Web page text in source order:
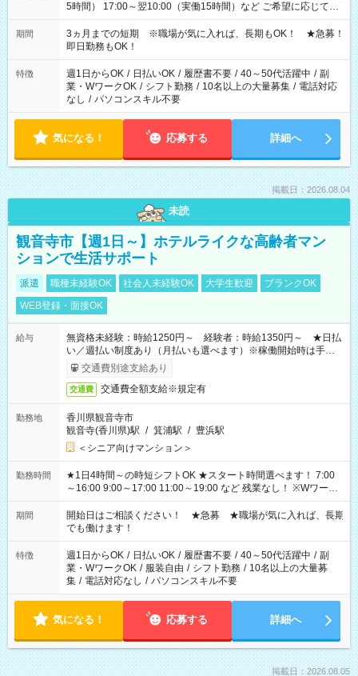
5時間） 17:00～翌10:00（実働15時間）など ご希望に応じて、
働く時間は調整できます！ お気軽に担当へ相談ください！
期間
3ヵ月までの短期 ※職場が気に入れば、長期もOK！ ★急募！
即日勤務もOK！
特徴 週1日からOK / 日払いOK / 履歴書不要 / 40～50代活躍中 / 副
業・WワークOK / シフト勤務 / 10名以上の大量募集 / 電話対応
なし / パソコンスキル不要
気になる！ 応募する 詳細へ
掲載日：2026.08.04
未読
観音寺市【週1日～】ホテルライクな高齢者マン
ションで生活サポート
派遣 職種未経験OK 社会人未経験OK 大学生歓迎
ブランクOK
WEB登録・面接OK
給与
無資格未経験：時給1250円～ 経験者：時給1350円～ ★日払
い／週払い制度あり（月払いも選べます）※稼働開始時は手続き
完了次第のお支払いとなります。
交通費別途支給あり
交通費 交通費全額支給※規定有
勤務地
香川県観音寺市
観音寺(香川県)駅 / 箕浦駅 / 豊浜駅
＜シニア向けマンション＞
勤務時間
★1日4時間～の時短シフトOK ★スタート時間選べます！ 7:00
～16:00 9:00～17:00 11:00～19:00 など 残業なし！ ※Wワーク
の場合、他のお仕事と合わせ週40時間超の就業はご案内できま
せん ※法令に基づき、週20時間以上勤務は社会保険への加入対
象となります ※労働者派遣法（日雇い派遣の原則禁止）によ
り、短時間・短期間の就業はご案内が難しい場合があります
期間
開始日はご相談ください！ ★急募 ★職場が気に入れば、長期
でも働けます！
特徴 週1日からOK / 日払いOK / 履歴書不要 / 40～50代活躍中 / 副
業・WワークOK / 服装自由 / シフト勤務 / 10名以上の大量募
集 / 電話対応なし / パソコンスキル不要
気になる！ 応募する 詳細へ
掲載日：2026.08.05